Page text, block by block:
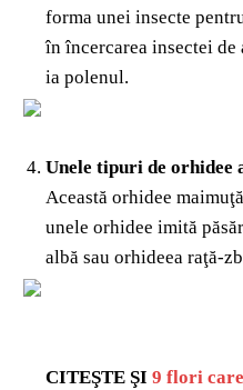
forma unei insecte
în încercarea insectei
ia polenul.
Unele tipuri de orhidee
Această orhidee
unele orhidee imită
albă sau orhideea raţă-
CITEŞTE ŞI 9 flori